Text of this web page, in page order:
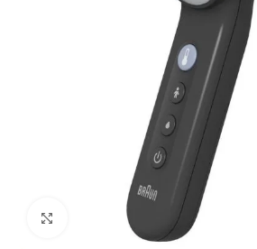
Spustelėkite, kad padidintumėte